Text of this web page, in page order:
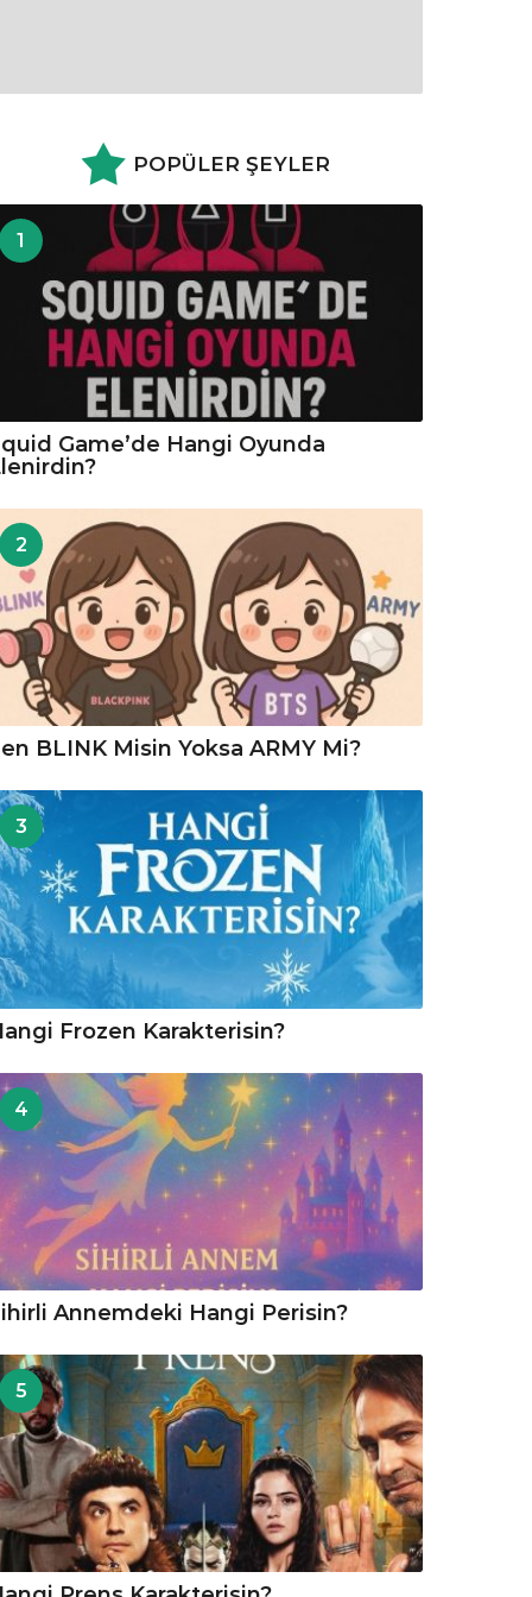
POPÜLER ŞEYLER
1
Game’de Hangi Oyunda
2
BLINK Misin Yoksa ARMY Mi?
3
Frozen Karakterisin?
4
Annemdeki Hangi Perisin?
5